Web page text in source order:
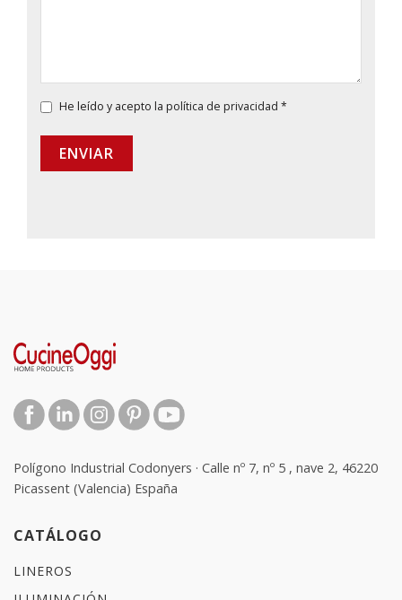
He leído y acepto la política de privacidad *
ENVIAR
Polígono Industrial Codonyers · Calle nº 7, nº 5 , nave 2, 46220
Picassent (Valencia) España
CATÁLOGO
LINEROS